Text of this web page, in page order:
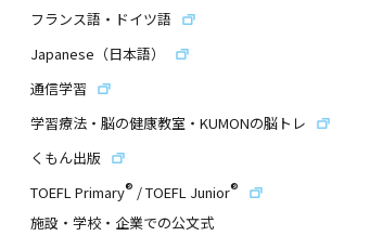
フランス語・ドイツ語
Japanese（日本語）
通信学習
学習療法・脳の健康教室・KUMONの脳トレ
くもん出版
TOEFL Primary® /TOEFL Junior®
施設・学校・企業での公文式